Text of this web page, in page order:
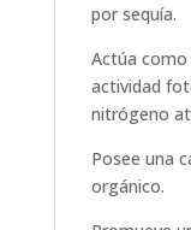
por sequía.
Actúa
actividad
nitrógeno
Posee una
orgánico.